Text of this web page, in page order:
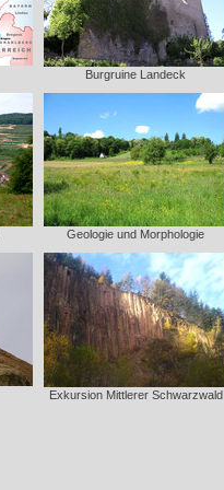
Burgruine Landeck
Geologie und Morphologie
Exkursion Mittlerer Schwarzwald